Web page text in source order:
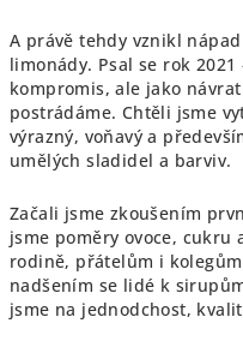
A právě tehdy vznikl
limonády. Psal se rok
kompromis, ale jako
postrádáme. Chtěli jsme
výrazný, voňavý a
umělých sladidel a barviv.
Začali jsme zkoušením
jsme poměry ovoce, cukru
rodině, přátelům i
nadšením se lidé k
jsme na jednodchost,